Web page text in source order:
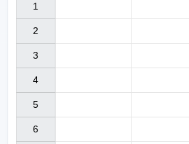
1
2
3
4
5
6